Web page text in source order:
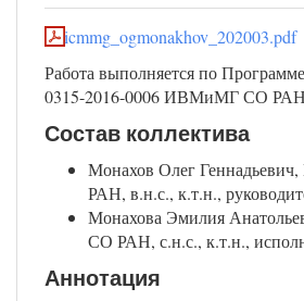
icmmg_ogmonakhov_202003.pdf
Работа выполняется по
0315-2016-0006 ИВМиМГ СО РАН
Состав коллектива
Монахов Олег
РАН, в.н.с., к.т.н.,
Монахова Эмилия
СО РАН, с.н.с., к.т.н.,
Аннотация